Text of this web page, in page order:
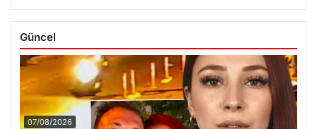
Güncel
07/08/2026